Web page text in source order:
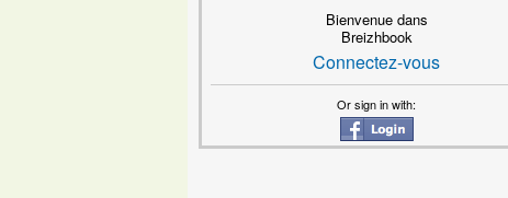
Bienvenue dans
Breizhbook
Connectez-vous
Or sign in with: